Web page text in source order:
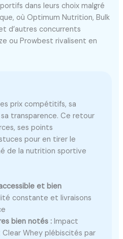
dans leurs choix malgré
où Optimum Nutrition, Bulk
d’autres concurrents
ou Prowbest rivalisent en
prix compétitifs, sa
transparence. Ce retour
ses points
pour en tirer le
de la nutrition sportive
et bien
constante et livraisons
bien notés :Impact
Whey plébiscités par